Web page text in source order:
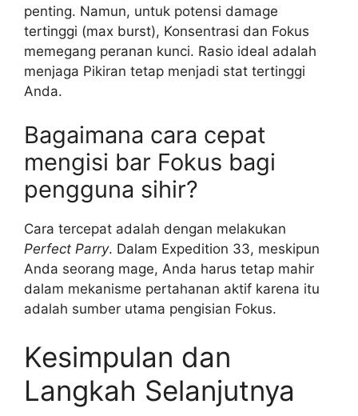
penting. Namun, untuk potensi damage
tertinggi (max burst), Konsentrasi dan Fokus
memegang peranan kunci. Rasio ideal adalah
menjaga Pikiran tetap menjadi stat tertinggi
Anda.
Bagaimana cara cepat
mengisi bar Fokus bagi
pengguna sihir?
Cara tercepat adalah dengan melakukan
Perfect Parry. Dalam Expedition 33, meskipun
Anda seorang mage, Anda harus tetap mahir
dalam mekanisme pertahanan aktif karena itu
adalah sumber utama pengisian Fokus.
Kesimpulan dan
Langkah Selanjutnya